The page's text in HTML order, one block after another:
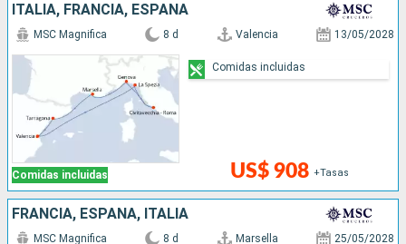
ITALIA, FRANCIA, ESPAÑA
Comidas incluidas
MSC Magnifica 8 d Valencia 13/05/2028
US$ 908 +Tasas
Comidas incluidas
FRANCIA, ESPAÑA, ITALIA
MSC Magnifica 8 d Marsella 25/05/2028